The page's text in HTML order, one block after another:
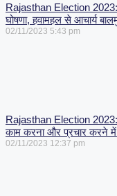
Rajasthan Election 2023:
घोषणा, हवामहल से आचार्य
02/11/2023 5:43 pm
Rajasthan Election 2023:
काम करना और प्रचार करने में
02/11/2023 12:37 pm